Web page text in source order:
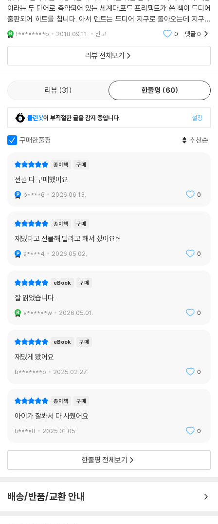
인 정보가 함께 실려 있다.
은하수를 여행하는 히치하이커를 위한 안내서
우주인들의 초공간 우회로 건설 때문에 지구라는 컴퓨터가 파괴된다. 가까
스로 탈출한 최후의 지구인 아서 덴트는 우주의 히치하이커 포드 프리펙트
와 함께 머리가 둘 달린 전 은하계 대통령 자포드 비블브락스 그리고 육 개
월 전 지구를 떠났던 트릴리언을 만난다. 이들이 함께하는 특별한 시공간
우주가 끝나는 순간으로 쏘아올려져 부서진 행성의 잔해 위에 만들어진 레
스토랑 밀리웨이스. 당신은 몇 번이고 원하는 만큼 이곳에 와서 우주의 모
든 피조물들이 폭발하는 광경을 지켜보며 호화스러운 만찬을 즐길 수 있
다.
〈삶, 우주 그리고 모든 것〉
선사 시대 지구의 동굴 속에서 턱수염에 토끼뼈를 끼우고 있는 아서 덴트.
이제 그와 친구들은 우주를 파괴하려는 크리킷 행성의 계획을 저지해야 한
〈안녕히, 그리고 물고기는 고마웠어요〉
지구가 파괴되기 바로 직전에, 작은 카페에 앉아 어떻게 하면 착하고 행복
그동안 무슨 일이 있었던 걸까?
젊은 자포드 안전하게 처리하다
모종의 비밀을 싣고 블랙홀로 향하던 ‘완벽하게 안전한 배’가 침몰한다. 침
게 될까?
〈대체로 무해함〉
서』는 비밀스럽게 변신하는 것처럼 보이고, 포드 프리펙트는 계속 도주하
던 중 아서 덴트와 마주치는데, 아서의 딸은 막 포드의 우주선을 납치한 참
이다.
이라는 두 단어로 축약되어 있는 세계다.포드 프리펙트가 쓴 책이 드디어
출판되어 히트를 칩니다. 아서 덴트는 드디어 지구로 돌아오는데 지구는
폭발하지 않았고 페니의 동생과 사랑에 빠져요. 광활한 공간을 여행하다
다시 지구라는 익
f********b 2018.09.11. 신고 0 댓글0
리뷰 전체보기
리뷰 31 한줄평 60
클린봇이 부적절한 글을 감지 중입니다. 설정
구매한줄평 추천순
종이책 구매
전권 다 구매했어요.
b****6 2026.06.13. 0
종이책 구매
재밌다고 선물해 달라고 해서 샀어요~
a****4 2026.05.02. 0
eBook 구매
잘 읽었습니다.
v******w 2026.05.01. 0
eBook 구매
재밌게 봤어요
b*******o 2025.02.27. 0
종이책 구매
아이가 잘봐서 다 사줬어요
h****8 2025.01.05. 0
한줄평 전체보기
배송/반품/교환 안내